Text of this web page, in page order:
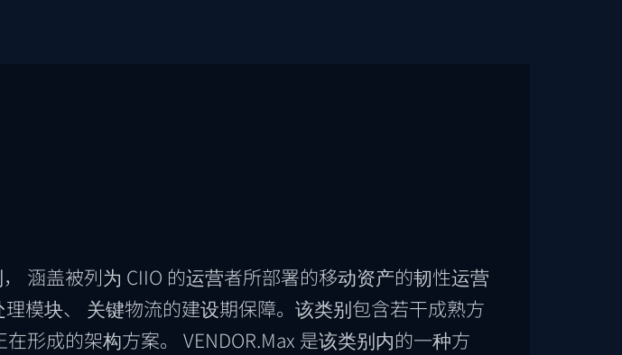
涵盖被列为 CIIO 的运营者所部署的移动资产的韧性运营
模块、 关键物流的建设期保障。该类别包含若干成熟方
形成的架构方案。 VENDOR.Max 是该类别内的一种方